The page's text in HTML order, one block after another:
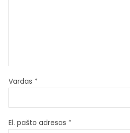
Vardas *
El. pašto adresas *